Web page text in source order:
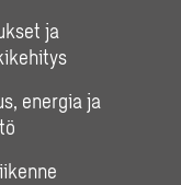
ja
energia ja